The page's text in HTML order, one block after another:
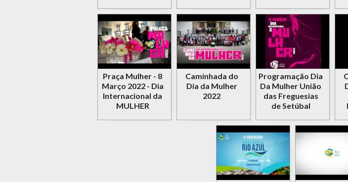
Praça Mulher - 8
Março 2022 - Dia
Internacional da
MULHER
Caminhada do
Dia da Mulher
2022
Programação Dia
Da Mulher União
das Freguesias
de Setúbal